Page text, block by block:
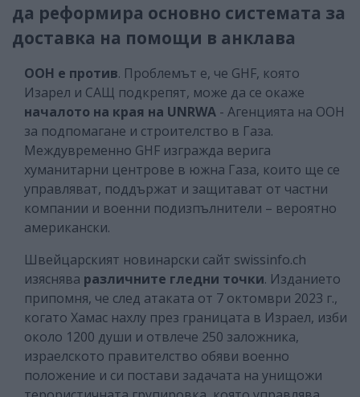
да реформира основно системата за
доставка на помощи в анклава
ООН е против. Проблемът е, че GHF, която
Изарел и САЩ подкрепят, може да се окаже
началото на края на UNRWA - Агенцията на ООН
за подпомагане и строителство в Газа.
Междувременно GHF изгражда верига
хуманитарни центрове в южна Газа, които ще се
управляват, поддържат и защитават от частни
компании и военни подизпълнители – вероятно
американски.
Швейцарският новинарски сайт swissinfo.ch
изяснява различните гледни точки. Изданието
припомня, че след атаката от 7 октомври 2023 г.,
когато Хамас нахлу през границата в Израел, изби
около 1200 души и отвлече 250 заложника,
израелското правителство обяви военно
положение и си постави задачата на унищожи